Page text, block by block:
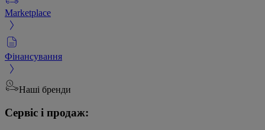
Marketplace
Фінансування
Наші бренди
Сервіс і продаж: